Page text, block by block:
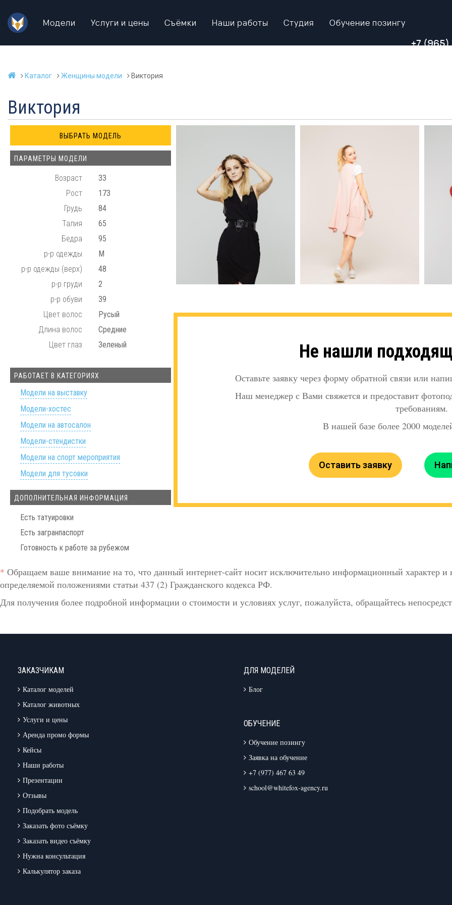
Модели Услуги и цены Съёмки Наши работы Студия Обучение позингу
+7 (965)
Каталог Женщины модели Виктория
Виктория
ПАРАМЕТРЫ МОДЕЛИ
Возраст
33
Рост
173
Грудь
84
Талия
65
Бедра
95
р-р одежды
М
р-р одежды (верх)
48
р-р груди
2
р-р обуви
39
Цвет волос
Русый
Длина волос
Средние
Цвет глаз
Зеленый
РАБОТАЕТ В КАТЕГОРИЯХ
Модели на выставку
Модели-хостес
Модели на автосалон
Модели-стендистки
Модели на спорт мероприятия
Модели для тусовки
ДОПОЛНИТЕЛЬНАЯ ИНФОРМАЦИЯ
Есть татуировки
Есть загранпаспорт
Готовность к работе за рубежом
Не нашли
Оставьте заявку через форму обратной связи или
Наш менеджер с Вами свяжется и предоставит
требованиям.
В нашей базе более 2000
Оставить заявку
* Обращаем ваше внимание на то, что данный интернет-сайт носит исключительно информационный характер и
определяемой положениями статьи 437 (2) Гражданского кодекса РФ.
Для получения более подробной информации о стоимости и условиях услуг, пожалуйста, обращайтесь
ЗАКАЗЧИКАМ
Каталог моделей
Каталог животных
Услуги и цены
Аренда промо формы
Кейсы
Наши работы
Презентации
Отзывы
Подобрать модель
Заказать фото съёмку
Заказать видео съёмку
Нужна консультация
Калькулятор заказа
ДЛЯ МОДЕЛЕЙ
Блог
ОБУЧЕНИЕ
Обучение позингу
Заявка на обучение
+7 (977) 467 63 49
school@whitefox-agency.ru